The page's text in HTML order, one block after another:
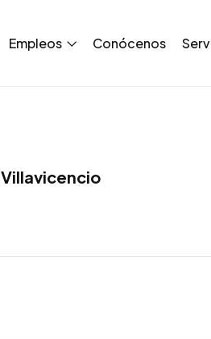
Empleos Conócenos